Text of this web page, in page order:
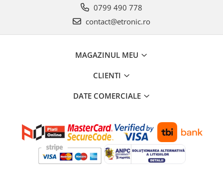
0799 490 778
contact@etronic.ro
MAGAZINUL MEU
CLIENTI
DATE COMERCIALE